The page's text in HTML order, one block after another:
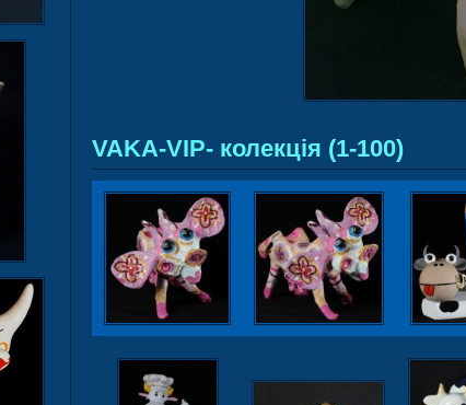
VAKA-VIP- колекція (1-100)